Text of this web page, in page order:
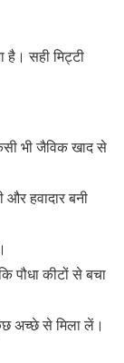
है। सही मिट्टी
भी जैविक खाद से
और हवादार बनी
पौधा कीटों से बचा
अच्छे से मिला लें।